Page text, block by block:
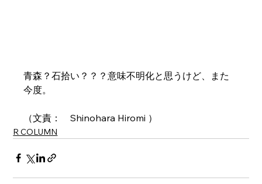
青森？石拾い？？？意味不明化と思うけど、また
今度。
（文責：　Shinohara Hiromi ）
R COLUMN